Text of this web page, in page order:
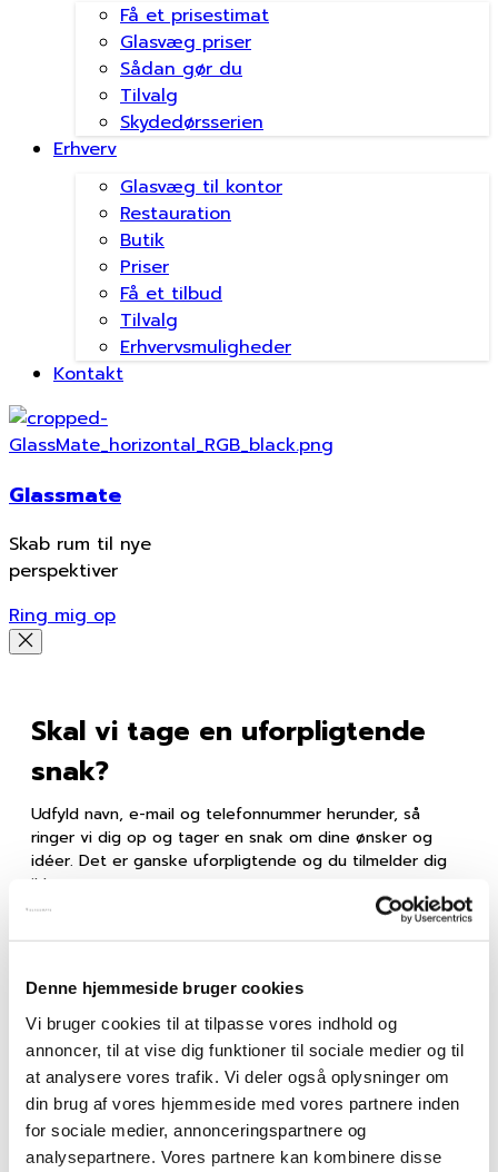
Denne hjemmeside bruger cookies
Vi bruger cookies til at tilpasse vores indhold og
annoncer, til at vise dig funktioner til sociale medier og til
at analysere vores trafik. Vi deler også oplysninger om
din brug af vores hjemmeside med vores partnere inden
for sociale medier, annonceringspartnere og
analysepartnere. Vores partnere kan kombinere disse
Få et prisestimat
Glasvæg priser
Sådan gør du
Tilvalg
Skydedørsserien
Erhverv
Glasvæg til kontor
Restauration
Butik
Priser
Få et tilbud
Tilvalg
Erhvervsmuligheder
Kontakt
Glassmate
Skab rum til nye
perspektiver
Ring mig op
Skal vi tage en uforpligtende
snak?
Udfyld navn, e-mail og telefonnummer herunder, så
ringer vi dig op og tager en snak om dine ønsker og
idéer. Det er ganske uforpligtende og du tilmelder dig
ikke noget.
Navn
Email
Telefonnummer